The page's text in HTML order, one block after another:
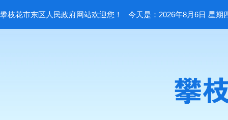
攀枝花市东区人民政府网站欢迎您！ 今天是：2026年8月6日 星期